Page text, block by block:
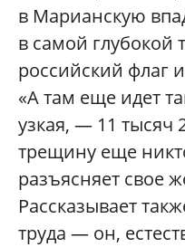
в Марианскую
в самой глубокой
российский флаг
«А там еще идет
узкая, — 11 тысяч
трещину еще
разъясняет свое
Рассказывает
труда — он,